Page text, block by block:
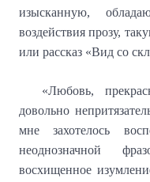
изысканную,
воздействия прозу,
или рассказ «Вид со
«Любовь,
довольно
мне захотелось
неоднозначной
восхищенное